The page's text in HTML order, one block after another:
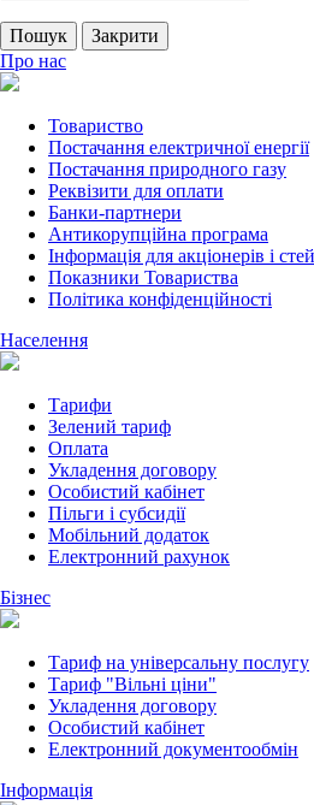
Пошук
Закрити
Про нас
Товариство
Постачання електричної енергії
Постачання природного газу
Реквізити для оплати
Банки-партнери
Антикорупційна програма
Інформація для акціонерів і
Показники Товариства
Політика конфіденційності
Населення
Тарифи
Зелений тариф
Оплата
Укладення договору
Особистий кабінет
Пільги і субсидії
Мобільний додаток
Електронний рахунок
Бізнес
Тариф на універсальну послугу
Тариф "Вільні ціни"
Укладення договору
Особистий кабінет
Електронний документообмін
Інформація